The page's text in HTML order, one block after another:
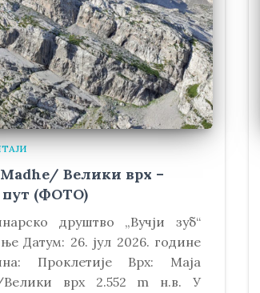
Велики врх –
пут (ФОТО)
друштво „Вучји зуб“
Датум: 26. јул 2026. године
Проклетије Врх: Маја
врх 2.552 m н.в. У